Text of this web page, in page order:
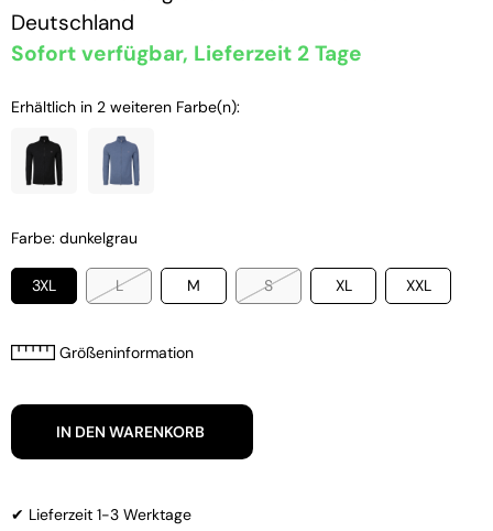
Deutschland
Sofort verfügbar, Lieferzeit 2 Tage
Erhältlich in 2 weiteren Farbe(n):
Farbe: dunkelgrau
3XL L M S XL XXL
Größeninformation
IN DEN WARENKORB
✔ Lieferzeit 1-3 Werktage